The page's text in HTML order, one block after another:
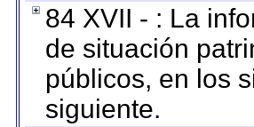
84 XVII - : La
de situación
públicos, en los
siguiente.